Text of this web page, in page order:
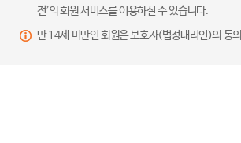
전’의 회원 서비스를 이용하실 수 있습니다.
만 14세 미만인 회원은 보호자(법정대리인)의 동